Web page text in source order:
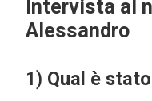
Intervista al
Alessandro
1) Qual è